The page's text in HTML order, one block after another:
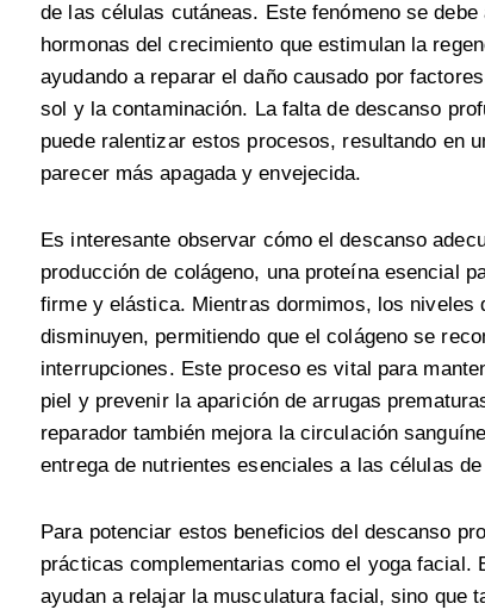
de las células cutáneas. Este fenómeno se
hormonas del crecimiento que estimulan la
ayudando a reparar el daño causado por
sol y la contaminación. La falta de descanso
puede ralentizar estos procesos, resultando en
parecer más apagada y envejecida.
Es interesante observar cómo el descanso
producción de colágeno, una proteína esencial
firme y elástica. Mientras dormimos, los niveles
disminuyen, permitiendo que el colágeno se
interrupciones. Este proceso es vital para
piel y prevenir la aparición de arrugas
reparador también mejora la circulación
entrega de nutrientes esenciales a las células
Para potenciar estos beneficios del descanso
prácticas complementarias como el yoga facial.
ayudan a relajar la musculatura facial, sino que